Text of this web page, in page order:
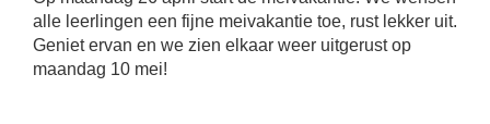
alle leerlingen een fijne meivakantie toe, rust lekker uit.
Geniet ervan en we zien elkaar weer uitgerust op
maandag 10 mei!